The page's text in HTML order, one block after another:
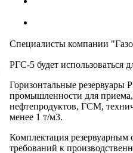
Специалисты компании
РГС-5 будет использоваться
Горизонтальные резервуары
промышленности для
нефтепродуктов, ГСМ,
менее 1 т/м3.
Комплектация резервуарным
требований к